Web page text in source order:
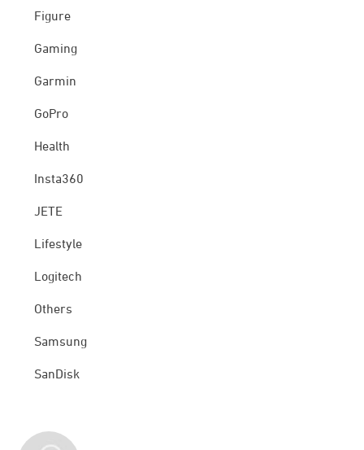
Figure
Gaming
Garmin
GoPro
Health
Insta360
JETE
Lifestyle
Logitech
Others
Samsung
SanDisk